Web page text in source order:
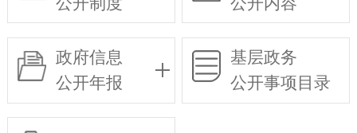
政府信息
公开年报
基层政务
公开事项目录